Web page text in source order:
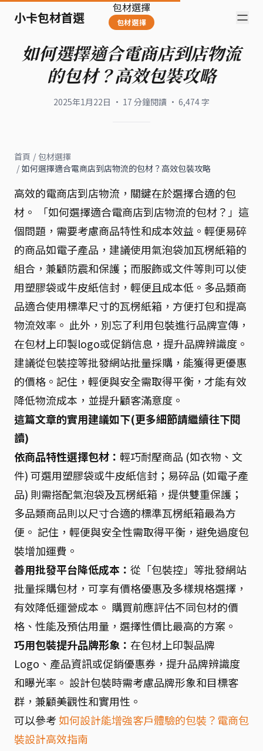
小卡包材首選
包材選擇
包材選擇
如何選擇適合電商店到店物流
的包材？高效包裝攻略
2025年1月22日 · 17 分鐘閱讀 · 6,474字
首頁 / 包材選擇
/ 如何選擇適合電商店到店物流的包材？高效包裝攻略
高效的電商店到店物流，關鍵在於選擇合適的包
材。 「如何選擇適合電商店到店物流的包材？」這
個問題，需要考慮商品特性和成本效益。輕便易碎
的商品如電子產品，建議使用氣泡袋加瓦楞紙箱的
組合，兼顧防震和保護；而服飾或文件等則可以使
用塑膠袋或牛皮紙信封，輕便且成本低。多品類商
品適合使用標準尺寸的瓦楞紙箱，方便打包和提高
物流效率。 此外，別忘了利用包裝進行品牌宣傳，
在包材上印製logo或促銷信息，提升品牌辨識度。
建議從包裝控等批發網站批量採購，能獲得更優惠
的價格。記住，輕便與安全需取得平衡，才能有效
降低物流成本，並提升顧客滿意度。
這篇文章的實用建議如下(更多細節請繼續往下閱
讀)
依商品特性選擇包材： 輕巧耐壓商品 (如衣物、文
件) 可選用塑膠袋或牛皮紙信封；易碎品 (如電子產
品) 則需搭配氣泡袋及瓦楞紙箱，提供雙重保護；
多品類商品則以尺寸合適的標準瓦楞紙箱最為方
便。 記住，輕便與安全性需取得平衡，避免過度包
裝增加運費。
善用批發平台降低成本： 從「包裝控」等批發網站
批量採購包材，可享有價格優惠及多樣規格選擇，
有效降低運營成本。 購買前應評估不同包材的價
格、性能及預估用量，選擇性價比最高的方案。
巧用包裝提升品牌形象： 在包材上印製品牌
Logo、產品資訊或促銷優惠券，提升品牌辨識度
和曝光率。 設計包裝時需考慮品牌形象和目標客
群，兼顧美觀性和實用性。
可以參考如何設計能增強客戶體驗的包裝？電商包
裝設計高效指南